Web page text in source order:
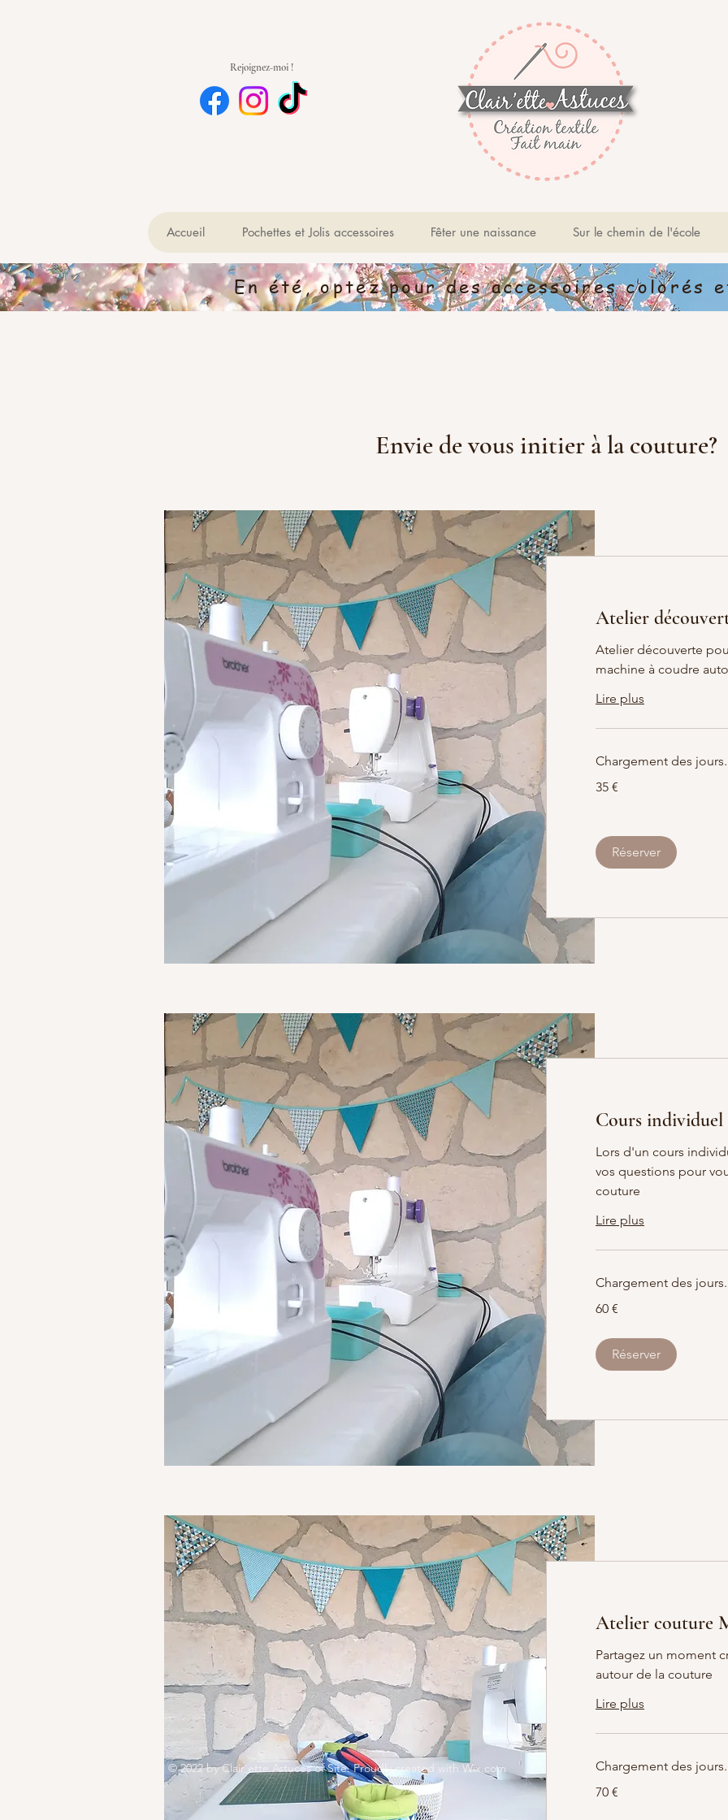
Rejoignez-moi !
Accueil Pochettes et Jolis accessoires Fêter une naissance Sur le chemin de l'école
En été, optez pour des accessoires colorés
Envie de vous initier à la couture?
Atelier
Atelier découverte
machine à coudre
Lire plus
Chargement des
euros
35 €
Réserver
Cours individuel
Lors d'un cours
vos questions pour
couture
Lire plus
Chargement des
euros
60 €
Réserver
Atelier couture
Partagez un moment
autour de la couture
Lire plus
Chargement des
euros
70 €
© 2022 by Clair'ette Astuces of Site. Proudly created withWix.com